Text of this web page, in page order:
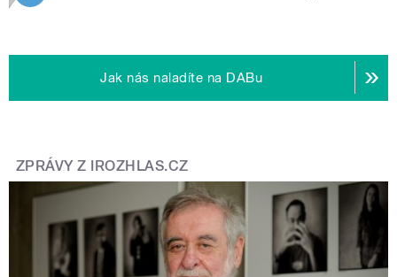
Jak nás naladíte na DABu
ZPRÁVY Z IROZHLAS.CZ